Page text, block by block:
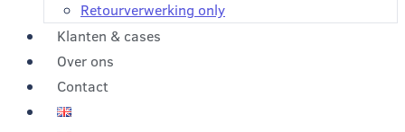
Retourverwerking only
Klanten & cases
Over ons
Contact